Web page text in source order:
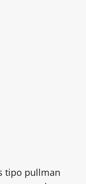
tipo pullman